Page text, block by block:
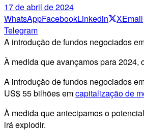
17 de abril de 2024
WhatsAppFacebookLinkedin XEmail
Telegram
A introdução de fundos negociados
À medida que avançamos para 2024,
A introdução de fundos negociados
US$ 55 bilhões emcapitalização de
À medida que antecipamos o
irá explodir.